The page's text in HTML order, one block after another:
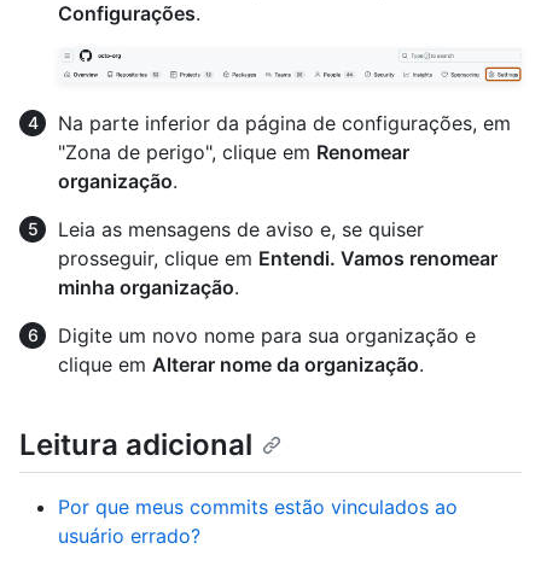
Configurações.
Na parte inferior da página de configurações, em
"Zona de perigo", clique em Renomear
organização.
Leia as mensagens de aviso e, se quiser
prosseguir, clique em Entendi. Vamos renomear
minha organização.
Digite um novo nome para sua organização e
clique em Alterar nome da organização.
Leitura adicional
Por que meus commits estão vinculados ao
usuário errado?